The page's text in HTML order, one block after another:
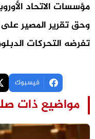
مؤسسات الاتحاد
وحق تقرير المصير
تفرضه التحركات
فيسبوك
مواضيع ذات